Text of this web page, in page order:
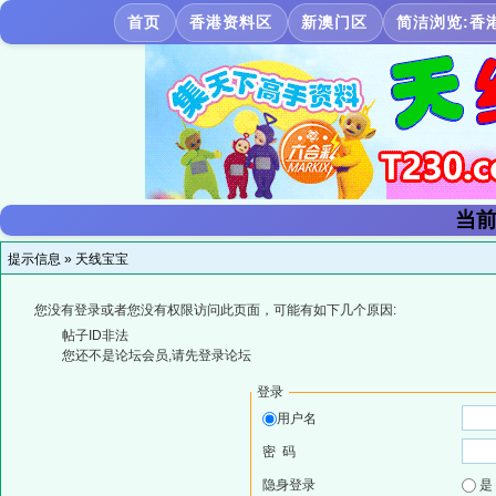
首页 香港资料区 新澳门区 简洁浏览:香
当
提示信息 » 天线宝宝
您没有登录或者您没有权限访问此页面，可能有如下几个原因:
帖子ID非法
您还不是论坛会员,请先登录论坛
登录
用户名
密 码
隐身登录